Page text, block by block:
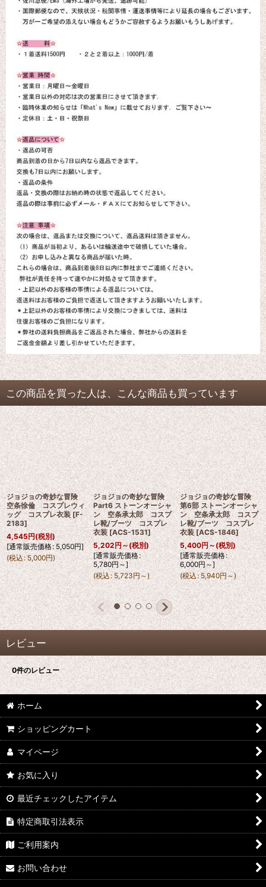
この商品を買った人は、こんな商品も買っています
ジョジョの奇妙な冒険
空条徐倫 コスプレウィ
ッグ コスプレ衣装 [F-
2183]
4,545円(税別)
[通常販売価格: 5,050円]
(税込: 5,000円)
ジョジョの奇妙な冒険
Part6 ストーンオーシャ
ン 空条承太郎 コスプ
レ靴/ブーツ コスプレ
衣装 [ACS-1531]
5,202円～(税別)
[通常販売価格:
5,780円～]
(税込: 5,723円～)
ジョジョの奇妙な冒険
第6部 ストーンオーシャ
ン 空条承太郎 コスプ
レ靴/ブーツ コスプレ
衣装 [ACS-1846]
5,400円～(税別)
[通常販売価格:
6,000円～]
(税込 : 5,940円～)
レビュー
0件のレビュー
ホーム
ショッピングカート
マイページ
お気に入り
最近チェックしたアイテム
特定商取引法表示
ご利用案内
お問い合わせ